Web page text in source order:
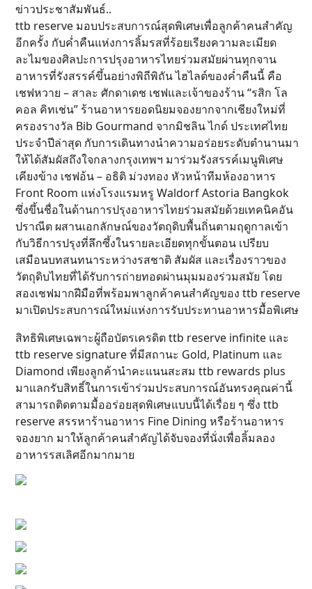
ข่าวประชาสัมพันธ์..
ttb reserve มอบประสบการณ์สุดพิเศษเพื่อลูกค้าคนสำคัญ
อีกครั้ง กับค่ำคืนแห่งการลิ้มรสที่ร้อยเรียงความละเมียด
ละไมของศิลปะการปรุงอาหารไทยร่วมสมัยผ่านทุกจาน
อาหารที่รังสรรค์ขึ้นอย่างพิถีพิถัน ไฮไลต์ของค่ำคืนนี้ คือ
เชฟหวาย – สาละ ศักดาเดช เชฟและเจ้าของร้าน “รสิก โล
คอล คิทเช่น” ร้านอาหารยอดนิยมจองยากจากเชียงใหม่ที่
ครองรางวัล Bib Gourmand จากมิชลิน ไกด์ ประเทศไทย
ประจำปีล่าสุด กับการเดินทางนำความอร่อยระดับตำนานมา
ให้ได้สัมผัสถึงใจกลางกรุงเทพฯ มาร่วมรังสรรค์เมนูพิเศษ
เคียงข้าง เชฟอ้น – อธิติ ม่วงทอง หัวหน้าทีมห้องอาหาร
Front Room แห่งโรงแรมหรู Waldorf Astoria Bangkok
ซึ่งขึ้นชื่อในด้านการปรุงอาหารไทยร่วมสมัยด้วยเทคนิคอัน
ปราณีต ผสานเอกลักษณ์ของวัตถุดิบพื้นถิ่นตามฤดูกาลเข้า
กับวิธีการปรุงที่ลึกซึ้งในรายละเอียดทุกขั้นตอน เปรียบ
เสมือนบทสนทนาระหว่างรสชาติ สัมผัส และเรื่องราวของ
วัตถุดิบไทยที่ได้รับการถ่ายทอดผ่านมุมมองร่วมสมัย โดย
สองเชฟมากฝีมือที่พร้อมพาลูกค้าคนสำคัญของ ttb reserve
มาเปิดประสบการณ์ใหม่แห่งการรับประทานอาหารมื้อพิเศษ
สิทธิพิเศษเฉพาะผู้ถือบัตรเครดิต ttb reserve infinite และ
ttb reserve signature ที่มีสถานะ Gold, Platinum และ
Diamond เพียงลูกค้านำคะแนนสะสม ttb rewards plus
มาแลกรับสิทธิ์ในการเข้าร่วมประสบการณ์อันทรงคุณค่านี้
สามารถติดตามมื้ออร่อยสุดพิเศษแบบนี้ได้เรื่อย ๆ ซึ่ง ttb
reserve สรรหาร้านอาหาร Fine Dining หรือร้านอาหาร
จองยาก มาให้ลูกค้าคนสำคัญได้จับจองที่นั่งเพื่อลิ้มลอง
อาหารรสเลิศอีกมากมาย